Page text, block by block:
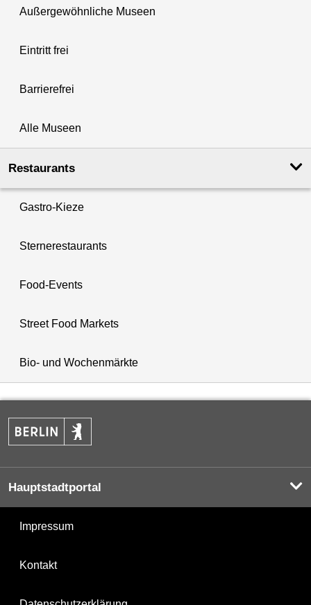
Außergewöhnliche Museen
Eintritt frei
Barrierefrei
Alle Museen
Restaurants
Gastro-Kieze
Sternerestaurants
Food-Events
Street Food Markets
Bio- und Wochenmärkte
Hauptstadtportal
Impressum
Kontakt